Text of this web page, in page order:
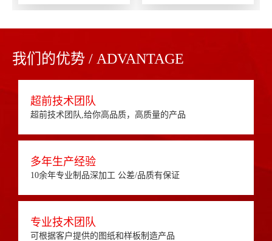
我们的优势 / ADVANTAGE
超前技术团队
超前技术团队,给你高品质，高质量的产品
多年生产经验
10余年专业制品深加工 公差/品质有保证
专业技术团队
可根据客户提供的图纸和样板制造产品